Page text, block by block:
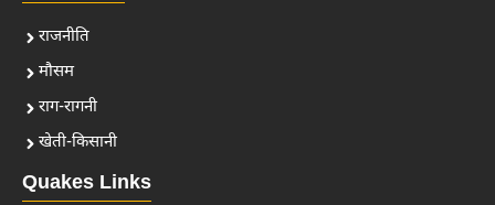
राजनीति
मौसम
राग-रागनी
खेती-किसानी
Quakes Links